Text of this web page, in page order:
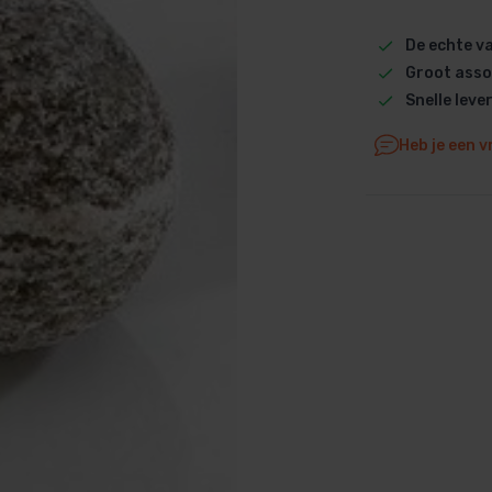
Dolphin M600 onderdelen
Dolphin Poolstyle E10
De echte
Groot
Snelle
Heb je een